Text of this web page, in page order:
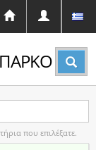
ΠΑΡΚΟ
που επιλέξατε.